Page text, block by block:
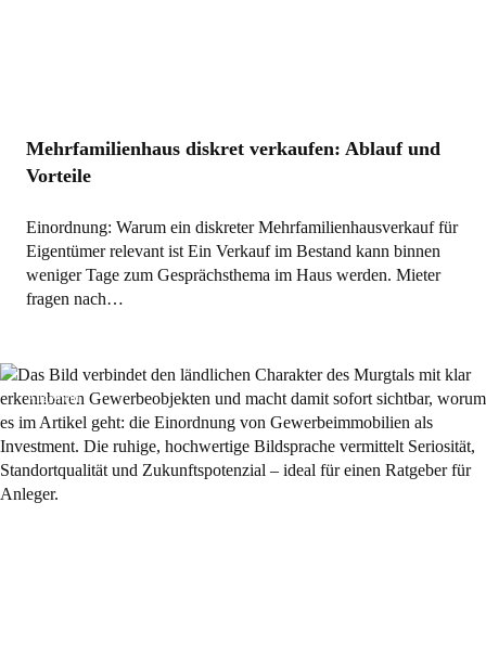
Mehrfamilienhaus diskret verkaufen: Ablauf und
Vorteile
Einordnung: Warum ein diskreter Mehrfamilienhausverkauf für
Eigentümer relevant ist Ein Verkauf im Bestand kann binnen
weniger Tage zum Gesprächsthema im Haus werden. Mieter
fragen nach…
Allgemein